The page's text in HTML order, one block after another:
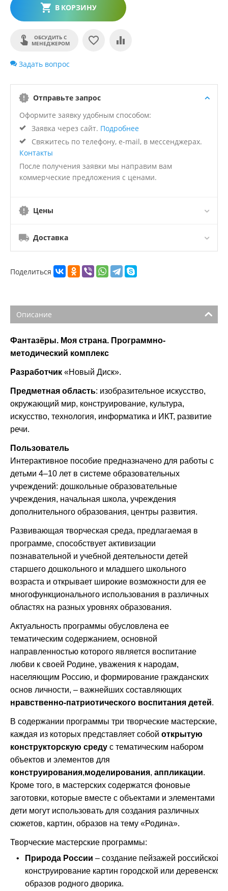
В КОРЗИНУ
ОБСУДИТЬ С
МЕНЕДЖЕРОМ
Задать вопрос
Отправьте запрос
Оформите заявку удобным способом:
Заявка через сайт. Подробнее
Свяжитесь по телефону, e-mail, в мессенджерах.
Контакты
После получения заявки мы направим вам
коммерческие предложения с ценами.
Цены
Доставка
Поделиться
Описание
Фантазёры. Моя страна. Программно-
методический комплекс
Разработчик «Новый Диск».
Предметная область: изобразительное искусство,
окружающий мир, конструирование, культура,
искусство, технология, информатика и ИКТ, развитие
речи.
Пользователь
Интерактивное пособие предназначено для работы с
детьми 4–10 лет в системе образовательных
учреждений: дошкольные образовательные
учреждения, начальная школа, учреждения
дополнительного образования, центры развития.
Развивающая творческая среда, предлагаемая в
программе, способствует активизации
познавательной и учебной деятельности детей
старшего дошкольного и младшего школьного
возраста и открывает широкие возможности для ее
многофункционального использования в различных
областях на разных уровнях образования.
Актуальность программы обусловлена ее
тематическим содержанием, основной
направленностью которого является воспитание
любви к своей Родине, уважения к народам,
населяющим Россию, и формирование гражданских
основ личности, – важнейших составляющих
нравственно-патриотического воспитания детей.
В содержании программы три творческие мастерские,
каждая из которых представляет собой открытую
конструкторскую среду с тематическим набором
объектов и элементов для
конструирования,моделирования, аппликации.
Кроме того, в мастерских содержатся фоновые
заготовки, которые вместе с объектами и элементами
дети могут использовать для создания различных
сюжетов, картин, образов на тему «Родина».
Творческие мастерские программы:
•
Природа России – создание пейзажей российской
конструирование картин городской или деревенской
образов родного дворика.